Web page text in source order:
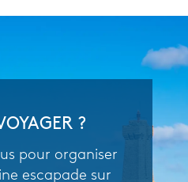
?
pour organiser
escapade sur